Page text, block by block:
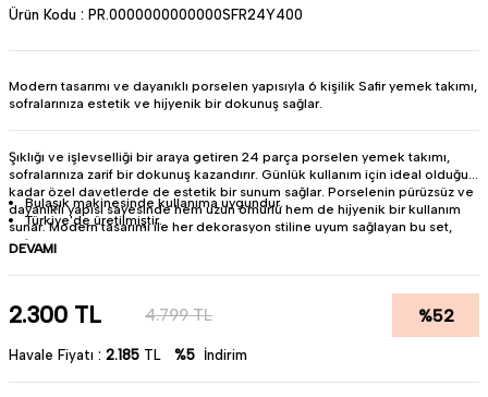
Ürün Kodu : PR.0000000000000SFR24Y400
Modern tasarımı ve dayanıklı porselen yapısıyla 6 kişilik Safir yemek takımı,
sofralarınıza estetik ve hijyenik bir dokunuş sağlar.
Şıklığı ve işlevselliği bir araya getiren 24 parça porselen yemek takımı,
sofralarınıza zarif bir dokunuş kazandırır. Günlük kullanım için ideal olduğu
kadar özel davetlerde de estetik bir sunum sağlar. Porselenin pürüzsüz ve
dayanıklı yapısı sayesinde hem uzun ömürlü hem de hijyenik bir kullanım
sunar. Modern tasarımı ile her dekorasyon stiline uyum sağlayan bu set,
sofralarınızda bütünlük ve şıklık oluşturur.
Bulaşık makinesinde kullanıma uygundur.
Türkiye'de üretilmiştir.
DEVAMI
2.300 TL 4.799TL %52
Havale Fiyatı : 2.185 TL %5 İndirim